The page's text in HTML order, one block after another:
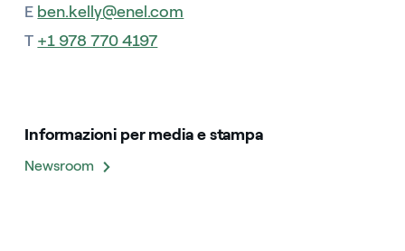
E ben.kelly@enel.com
T +1 978 770 4197
Informazioni per media e stampa
Newsroom